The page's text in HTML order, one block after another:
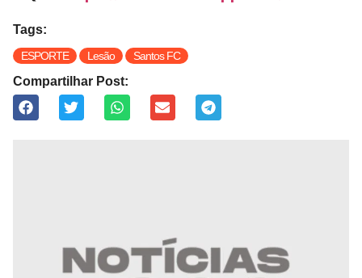
Tags:
ESPORTE Lesão Santos FC
Compartilhar Post: